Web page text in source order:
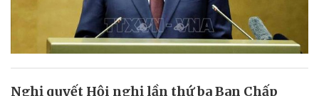
Nghị quyết Hội nghị lần thứ ba Ban Chấp